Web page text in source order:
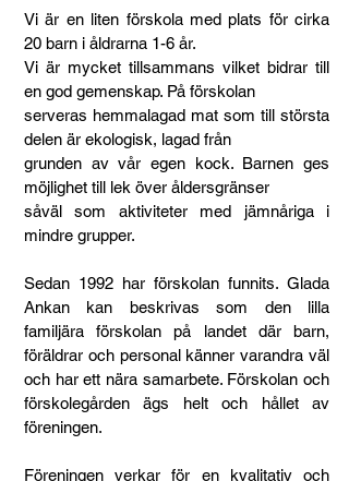
Vi är en liten förskola med plats för cirka
20 barn i åldrarna 1-6 år.
Vi är mycket tillsammans vilket bidrar till
en god gemenskap. På förskolan
serveras hemmalagad mat som till största
delen är ekologisk, lagad från
grunden av vår egen kock. Barnen ges
möjlighet till lek över åldersgränser
såväl som aktiviteter med jämnåriga i
mindre grupper.
Sedan 1992 har förskolan funnits. Glada
Ankan kan beskrivas som den lilla
familjära förskolan på landet där barn,
föräldrar och personal känner varandra väl
och har ett nära samarbete. Förskolan och
förskolegården ägs helt och hållet av
föreningen.
Föreningen verkar för en kvalitativ och